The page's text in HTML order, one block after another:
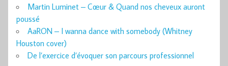
Martin Luminet – Cœur & Quand nos cheveux auront
poussé
AaRON – I wanna dance with somebody (Whitney
Houston cover)
De l’exercice d’évoquer son parcours professionnel